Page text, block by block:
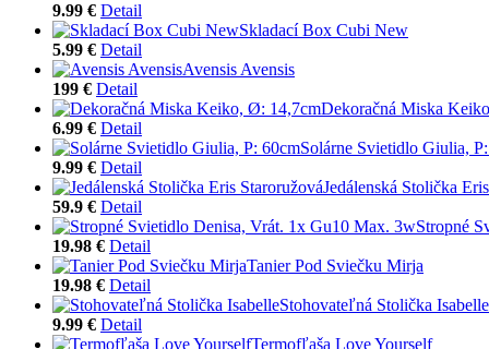
9.99 € Detail
Skladací Box Cubi New
5.99 € Detail
Avensis Avensis
199 € Detail
Dekoračná Miska
6.99 € Detail
Solárne Svietidlo Giulia,
9.99 € Detail
Jedálenská Stolička
59.9 € Detail
Stropné
19.98 € Detail
Tanier Pod Sviečku Mirja
19.98 € Detail
Stohovateľná Stolička Isabelle
9.99 € Detail
Termofľaša Love Yourself